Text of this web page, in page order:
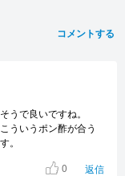
コメントする
うで良いですね。
ういうポン酢が合う
。
0 返信